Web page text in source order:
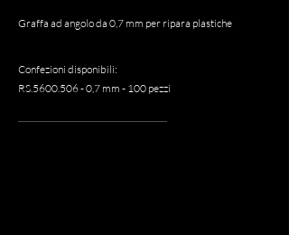
Graffa ad angolo da 0,7 mm per ripara plastiche
Confezioni disponibili:
RS.5600.506 - 0,7 mm - 100 pezzi